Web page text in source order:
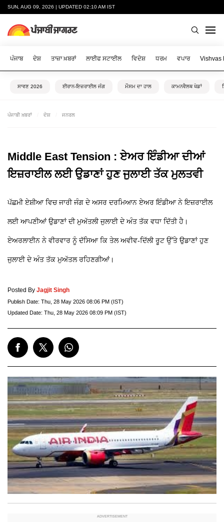
SUN, AUG 09, 2026 | UPDATED 02:10 AM IST
ਪੰਜਾਬ ਦੇਸ਼ ਤਾਜ਼ਾ ਖ਼ਬਰਾਂ ਲਾਈਫ ਸਟਾਈਲ ਵਿਦੇਸ਼ ਧਰਮ ਵਪਾਰ Vishvas
ਸਾਵਣ 2026 ਈਰਾਨ-ਇਜ਼ਰਾਈਲ ਜੰਗ ਮੌਸਮ ਦਾ ਹਾਲ ਕਾਮਨਵੈਲਥ ਖੇਡਾਂ
ਪੰਜਾਬੀ ਖ਼ਬਰਾਂ ਦੇਸ਼ ਜਨਰਲ
Middle East Tension : ਏਅਰ ਇੰਡੀਆ ਦੀਆਂ
ਇਜ਼ਰਾਈਲ ਲਈ ਉਡਾਣਾਂ ਹੁਣ ਜੁਲਾਈ ਤੱਕ ਮੁਲਤਵੀ
ਪੱਛਮੀ ਏਸ਼ੀਆ ਵਿਚ ਜਾਰੀ ਜੰਗ ਦੇ ਅਸਰ ਦਰਮਿਆਨ ਏਅਰ ਇੰਡੀਆ ਨੇ ਇਜ਼ਰਾਈਲ
ਲਈ ਆਪਣੀਆਂ ਉਡਾਣਾਂ ਦੀ ਮੁਅੱਤਲੀ ਜੁਲਾਈ ਦੇ ਅੰਤ ਤੱਕ ਵਧਾ ਦਿੱਤੀ ਹੈ।
ਏਅਰਲਾਈਨ ਨੇ ਵੀਰਵਾਰ ਨੂੰ ਦੱਸਿਆ ਕਿ ਤੇਲ ਅਵੀਵ-ਦਿੱਲੀ ਰੂਟ ਉੱਤੇ ਉਡਾਣਾਂ ਹੁਣ
ਜੁਲਾਈ ਦੇ ਅੰਤ ਤੱਕ ਮੁਅੱਤਲ ਰਹਿਣਗੀਆਂ।
Posted By Jagjit Singh
Publish Date: Thu, 28 May 2026 08:06 PM (IST)
Updated Date: Thu, 28 May 2026 08:09 PM (IST)